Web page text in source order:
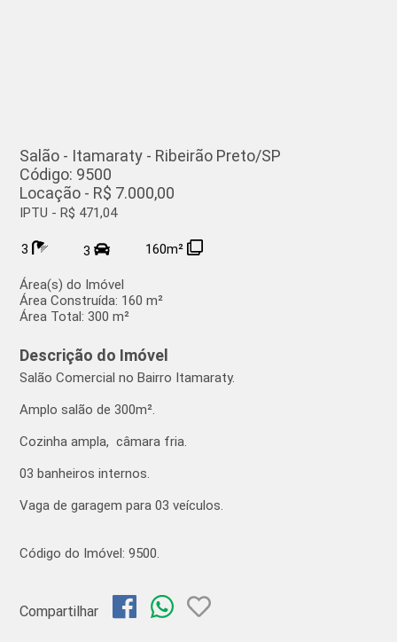
Salão - Itamaraty - Ribeirão Preto/SP
Código: 9500
Locação - R$ 7.000,00
IPTU - R$ 471,04
3 3 160m²
Área(s) do Imóvel
Área Construída: 160 m²
Área Total:300 m²
Descrição do Imóvel
Salão Comercial no Bairro Itamaraty.
Amplo salão de 300m².
Cozinha ampla, câmara fria.
03 banheiros internos.
Vaga de garagem para 03 veículos.
Código do Imóvel: 9500.
Compartilhar